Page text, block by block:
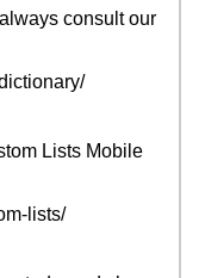
consult our
Lists Mobile
lists/